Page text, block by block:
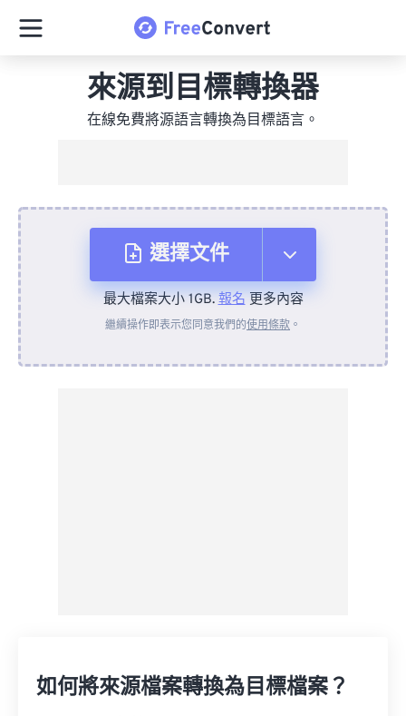
來源到目標轉換器
在線免費將源語言轉換為目標語言。
選擇文件
來自裝置
最大檔案大小 1GB.報名更多內容
繼續操作即表示您同意我們的使用條款 。
如何將來源檔案轉換為目標檔案？